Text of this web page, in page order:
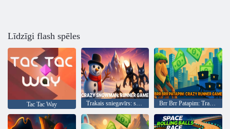
Līdzīgi flash spēles
Tac Tac Way Trakais sniegavīrs: skrējēja spēle Brr Brr Patapim: Trakā skrējēja spēle